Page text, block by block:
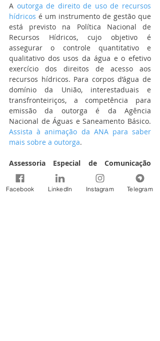
A outorga de direito de uso de recursos
hídricos é um instrumento de gestão que
está previsto na Política Nacional de
Recursos Hídricos, cujo objetivo é
assegurar o controle quantitativo e
qualitativo dos usos da água e o efetivo
exercício dos direitos de acesso aos
recursos hídricos. Para corpos d’água de
domínio da União, interestaduais e
transfronteiriços, a competência para
emissão da outorga é da Agência
Assista à animação da ANA para saber
mais sobre a outorga.
Assessoria Especial de Comunicação
Social (ASCOM)
Agência Nacional de Águas e Saneamento
Básico (ANA)
Facebook LinkedIn Instagram Telegram